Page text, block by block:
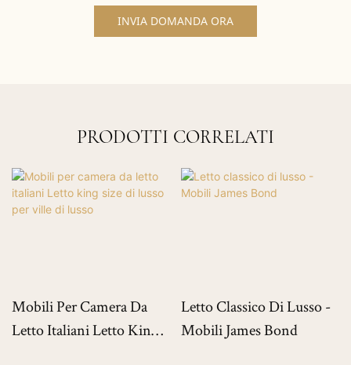
INVIA DOMANDA ORA
PRODOTTI CORRELATI
Mobili Per Camera Da
Letto Italiani Letto King
Letto Classico Di Lusso -
Mobili James Bond